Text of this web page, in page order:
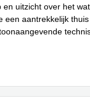
uitzicht over het
een aantrekkelijk